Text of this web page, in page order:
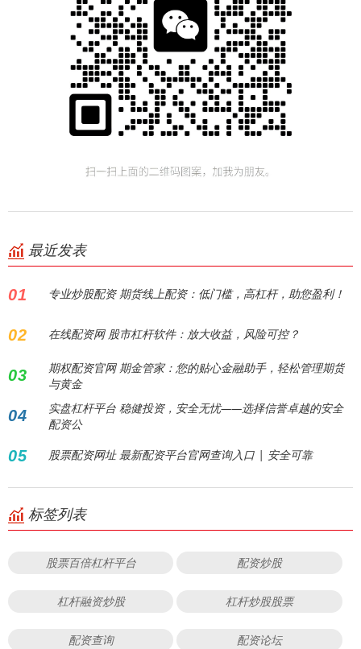
最近发表
01 专业炒股配资 期货线上配资：低门槛，高杠杆，助您盈利！
02 在线配资网 股市杠杆软件：放大收益，风险可控？
03
期权配资官网 期金管家：您的贴心金融助手，轻松管理期货
与黄金
04
实盘杠杆平台 稳健投资，安全无忧——选择信誉卓越的安全
配资公
05 股票配资网址 最新配资平台官网查询入口 | 安全可靠
标签列表
股票百倍杠杆平台 配资炒股
杠杆融资炒股 杠杆炒股股票
配资查询 配资论坛